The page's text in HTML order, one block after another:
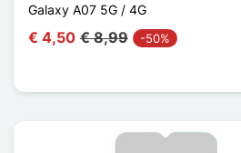
Galaxy A07 5G / 4G
€ 4,50 € 8,99 -50%